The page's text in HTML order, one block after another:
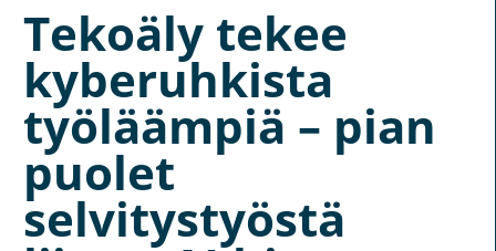
Tekoäly tekee
kyberuhkista
työläämpiä – pian
puolet
selvitystyöstä